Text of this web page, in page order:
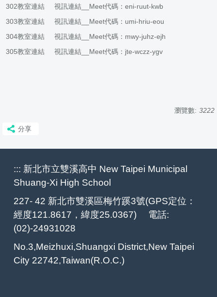
302教室連結 視訊連結 __Meet代碼：eni-ruut-kwb
303教室連結 視訊連結 __Meet代碼：umi-hriu-eou
304教室連結 視訊連結 __Meet代碼：mwy-juhz-ejh
305教室連結 視訊連結 __Meet代碼：jte-wczz-ygv
瀏覽數: 3222
分享
::: 新北市立雙溪高中 New Taipei Municipal
Shuang-Xi High School
227- 42 新北市雙溪區梅竹蹊3號(GPS定位：
經度121.8617，緯度25.0367) 電話:
(02)-24931028
No.3,Meizhuxi,Shuangxi District,New Taipei
City 22742,Taiwan(R.O.C.)